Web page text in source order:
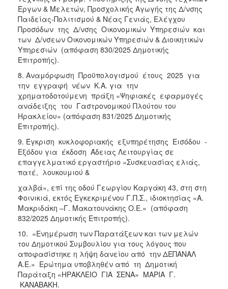
Έργων & Μελετών, Προσχολικής Αγωγής της Δ/νσης
Παιδείας-Πολιτισμού & Νέας Γενιάς, Ελέγχου
Προσόδων της Δ/νσης Οικονομικών Υπηρεσιών και
των Δ/νσεων Οικονομικών Υπηρεσιών & Διοικητικών
Υπηρεσιών (απόφαση 830/2025 Δημοτικής
Επιτροπής).
8. Αναμόρφωση Προϋπολογισμού έτους 2025 για
την εγγραφή νέων Κ.Α. για την
χρηματοδοτούμενη πράξη «Ψηφιακές εφαρμογές
ανάδειξης του Γαστρονομικού Πλούτου του
Ηρακλείου» (απόφαση 831/2025 Δημοτικής
Επιτροπής).
9. Έγκριση κυκλοφοριακής εξυπηρέτησης Εισόδου -
Εξόδου για έκδοση Άδειας Λειτουργίας σε
επαγγελματικό εργαστήριο «Συσκευασίας ελιάς,
πατέ, λουκουμιού &
χαλβά», επί της οδού Γεωργίου Καργάκη 43, στη στη
Φοινικιά, εκτός Εγκεκριμένου Γ.Π.Σ., ιδιοκτησίας «Α.
Μακριδάκη –Γ. Μακατουνάκης Ο.Ε.» (απόφαση
832/2025 Δημοτικής Επιτροπής).
10. «Ενημέρωση των Παρατάξεων και των μελών
του Δημοτικού Συμβουλίου για τους λόγους που
αποφασίστηκε η λήψη δανείου από την ΔΕΠΑΝΑΛ
Α.Ε.» Ερώτημα υποβληθέν από τη Δημοτική
Παράταξη «ΗΡΑΚΛΕΙΟ ΓΙΑ ΣΕΝΑ» ΜΑΡΙΑ Γ.
ΚΑΝΑΒΑΚΗ.